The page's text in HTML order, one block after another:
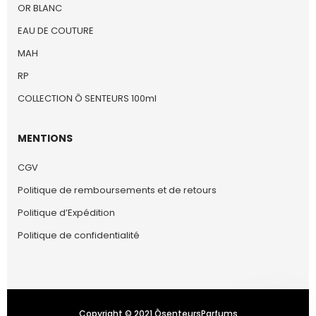
OR BLANC
EAU DE COUTURE
MAH
RP
COLLECTION Ô SENTEURS 100ml
MENTIONS
CGV
Politique de remboursements et de retours
Politique d’Expédition
Politique de confidentialité